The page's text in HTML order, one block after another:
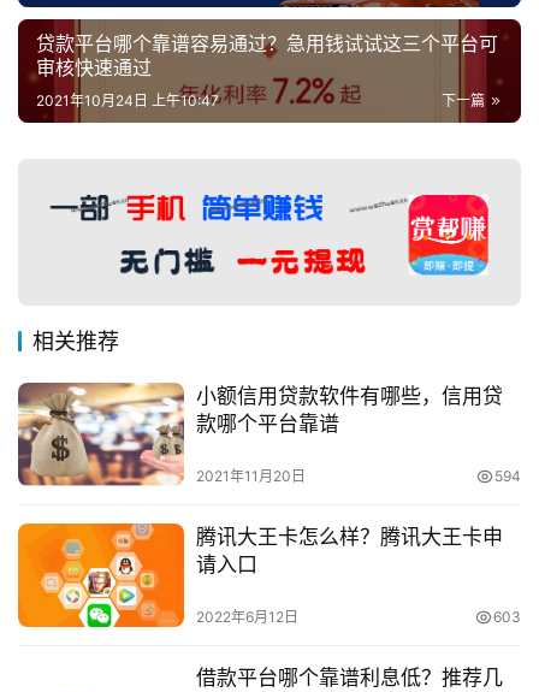
贷款平台哪个靠谱容易通过？急用钱试试这三个平台可
审核快速通过
下一篇
2021年10月24日 上午10:47
相关推荐
小额信用贷款软件有哪些，信用贷
款哪个平台靠谱
2021年11月20日 594
腾讯大王卡怎么样？腾讯大王卡申
请入口
2022年6月12日 603
借款平台哪个靠谱利息低？推荐几